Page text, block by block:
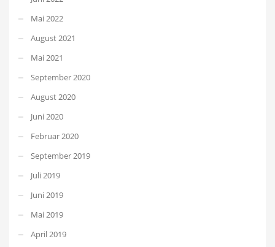
Mai 2022
August 2021
Mai 2021
September 2020
August 2020
Juni 2020
Februar 2020
September 2019
Juli 2019
Juni 2019
Mai 2019
April 2019